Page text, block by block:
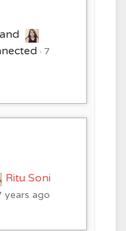
and
7
Ritu Soni
years ago